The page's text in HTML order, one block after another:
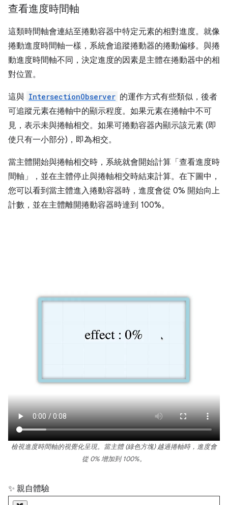
查看進度時間軸
這類時間軸會連結至捲動容器中特定元素的相對進度。就像
捲動進度時間軸一樣，系統會追蹤捲動器的捲動偏移。與捲
動進度時間軸不同，決定進度的因素是主體在捲動器中的相
對位置。
這與 IntersectionObserver 的運作方式有些類似，後者
可追蹤元素在捲軸中的顯示程度。如果元素在捲軸中不可
見，表示未與捲軸相交。如果可捲動容器內顯示該元素 (即
使只有一小部分)，即為相交。
當主體開始與捲軸相交時，系統就會開始計算「查看進度時
間軸」，並在主體停止與捲軸相交時結束計算。在下圖中，
您可以看到當主體進入捲動容器時，進度會從 0% 開始向上
計數，並在主體離開捲動容器時達到 100%。
檢視進度時間軸的視覺化呈現。當主體 (綠色方塊) 越過捲軸時，進度會
從 0% 增加到 100%。
✨ 親自體驗